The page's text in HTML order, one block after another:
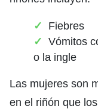
Fiebres
Vómitos
o la ingle
Las mujeres son
en el riñón que